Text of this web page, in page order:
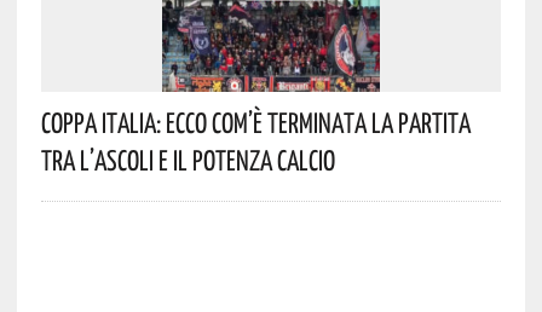
Coppa Italia: Ecco Com’è Terminata La Partita
Tra L’Ascoli E Il Potenza Calcio